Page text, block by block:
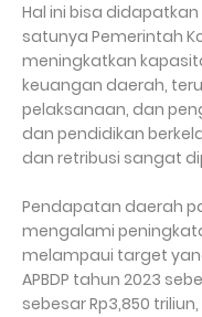
Hal ini bisa
satunya Pemerintah
meningkatkan
keuangan daerah,
pelaksanaan, dan
dan pendidikan
dan retribusi sangat
Pendapatan daerah
mengalami
melampaui target
APBDP tahun 2023
sebesar Rp3,850